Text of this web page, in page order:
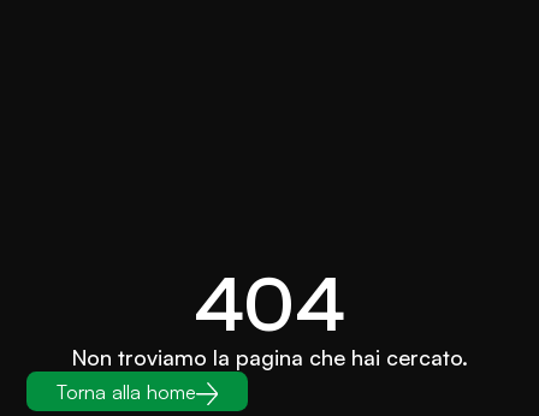
404
Non troviamo la pagina che hai cercato.
Torna alla home